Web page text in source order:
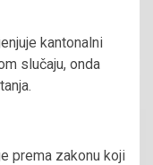
kantonalni
slučaju, onda
prema zakonu koji